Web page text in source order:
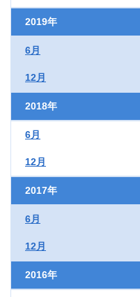
2019年
6月
12月
2018年
6月
12月
2017年
6月
12月
2016年